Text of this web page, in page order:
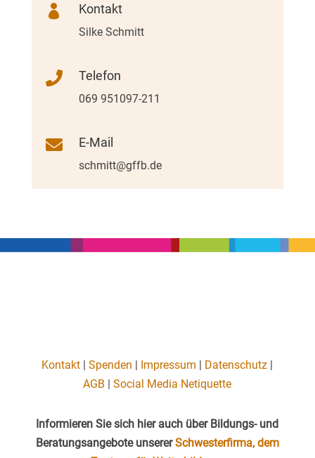
 Kontakt
Silke Schmitt
 Telefon
069 951097-211
 E-Mail
schmitt@gffb.de
Kontakt |Spenden | Impressum | Datenschutz |
AGB |Social Media Netiquette
Informieren Sie sich hier auch über Bildungs- und
Beratungsangebote unsererSchwesterfirma, dem